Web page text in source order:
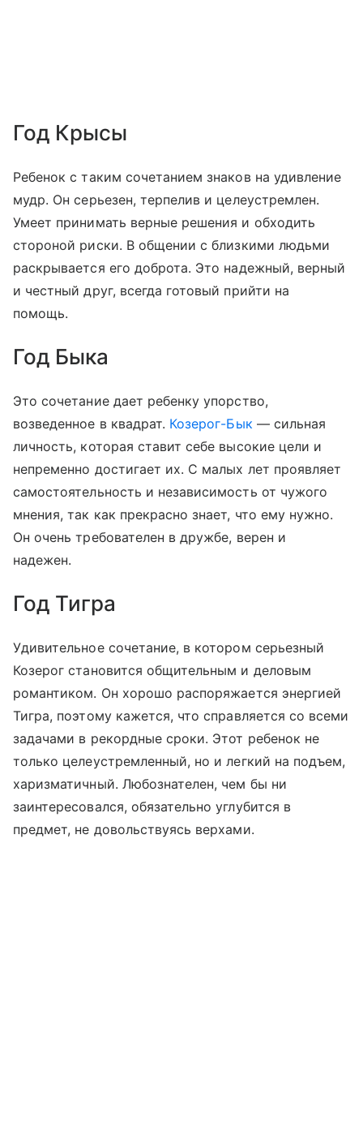
Год Крысы
Ребенок с таким сочетанием знаков на удивление
мудр. Он серьезен, терпелив и целеустремлен.
Умеет принимать верные решения и обходить
стороной риски. В общении с близкими людьми
раскрывается его доброта. Это надежный, верный
и честный друг, всегда готовый прийти на
помощь.
Год Быка
Это сочетание дает ребенку упорство,
возведенное в квадрат. Козерог-Бык — сильная
личность, которая ставит себе высокие цели и
непременно достигает их. С малых лет проявляет
самостоятельность и независимость от чужого
мнения, так как прекрасно знает, что ему нужно.
Он очень требователен в дружбе, верен и
надежен.
Год Тигра
Удивительное сочетание, в котором серьезный
Козерог становится общительным и деловым
романтиком. Он хорошо распоряжается энергией
Тигра, поэтому кажется, что справляется со всеми
задачами в рекордные сроки. Этот ребенок не
только целеустремленный, но и легкий на подъем,
харизматичный. Любознателен, чем бы ни
заинтересовался, обязательно углубится в
предмет, не довольствуясь верхами.